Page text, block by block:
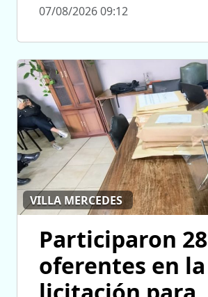
07/08/2026 09:12
VILLA MERCEDES
Participaron 28
oferentes en la